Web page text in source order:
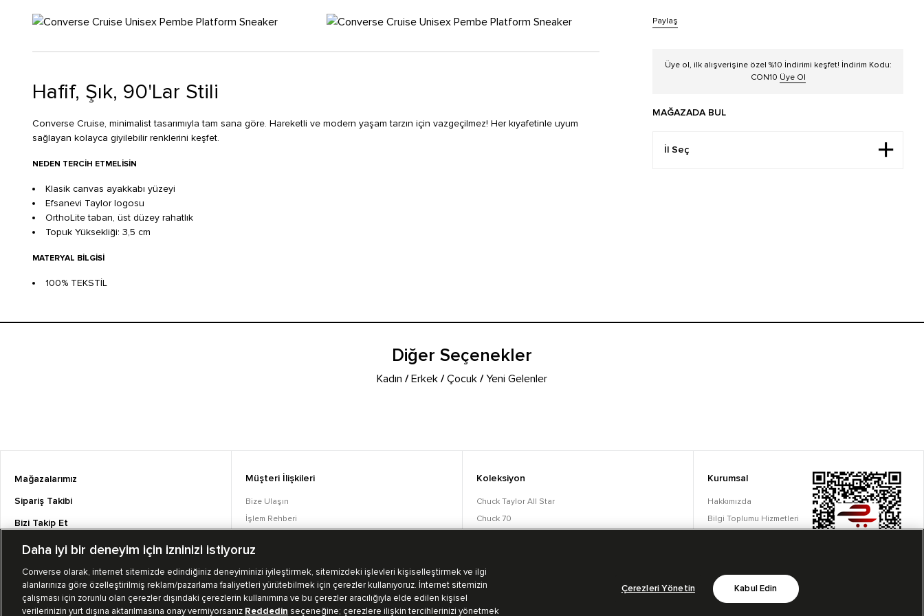
Hafif, Şık, 90'Lar Stili
Converse Cruise, minimalist tasarımıyla tam sana göre. Hareketli ve modern yaşam tarzın için vazgeçilmez! Her kıyafetinle uyum
sağlayan kolayca giyilebilir renklerini keşfet.
NEDEN TERCIH ETMELISIN
Klasik canvas ayakkabı yüzeyi
Efsanevi Taylor logosu
OrthoLite taban, üst düzey rahatlık
Topuk Yüksekliği: 3,5 cm
MATERYAL BILGISI
100% TEKSTİL
Paylaş
Üye ol, ilk alışverişine özel %10 İndirimi keşfet! İndirim Kodu:
CON10 Üye Ol
MAĞAZADA BUL
Diğer Seçenekler
Kadın /Erkek /Çocuk /Yeni Gelenler
Mağazalarımız
Sipariş Takibi
Bizi Takip Et
Müşteri İlişkileri
Bize Ulaşın
İşlem Rehberi
Converse Coins
Koleksiyon
Chuck Taylor All Star
Chuck 70
Bot Koleksiyonu
Kurumsal
Hakkımızda
Bilgi Toplumu Hizmetleri
Daha iyi bir deneyim için izninizi istiyoruz
Converse olarak, internet sitemizde edindiğiniz deneyiminizi iyileştirmek, sitemizdeki işlevleri kişiselleştirmek ve ilgi
alanlarınıza göre özelleştirilmiş reklam/pazarlama faaliyetleri yürütebilmek için çerezler kullanıyoruz. İnternet sitemizin
çalışması için zorunlu olan çerezler dışındaki çerezlerin kullanımına ve bu çerezler aracılığıyla elde edilen kişisel
verilerinizin yurt dışına aktarılmasına onay vermiyorsanız Reddedin seçeneğine; çerezlere ilişkin tercihlerinizi yönetmek
Çerezleri Yönetin Kabul Edin